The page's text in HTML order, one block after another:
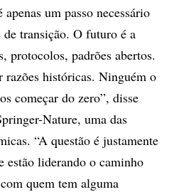
um passo necessário
transição. O futuro é a
protocolos, padrões abertos.
razões históricas. Ninguém o
começar do zero”, disse
Nature, uma das
“A questão é justamente
estão liderando o caminho
quem tem alguma